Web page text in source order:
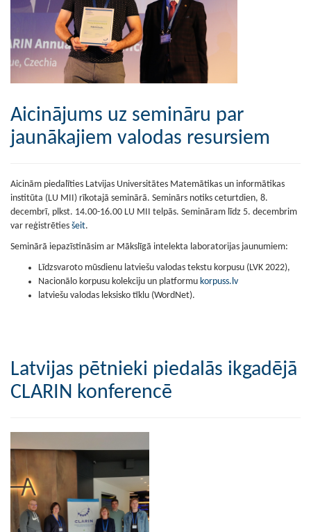
Aicinājums uz semināru par
jaunākajiem valodas resursiem
Aicinām piedalīties Latvijas Universitātes Matemātikas un informātikas
institūta (LU MII) rīkotajā seminārā. Seminārs notiks ceturtdien, 8.
decembrī, plkst. 14.00-16.00 LU MII telpās. Semināram līdz 5. decembrim
var reģistrēties šeit.
Seminārā iepazīstināsim ar Mākslīgā intelekta laboratorijas jaunumiem:
Līdzsvaroto mūsdienu latviešu valodas tekstu korpusu (LVK 2022),
Nacionālo korpusu kolekciju un platformu korpuss.lv
latviešu valodas leksisko tīklu (WordNet).
Latvijas pētnieki piedalās ikgadējā
CLARIN konferencē